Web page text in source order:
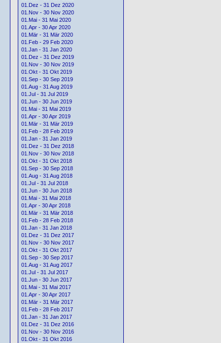
01.Dez - 31 Dez 2020
01.Nov - 30 Nov 2020
01.Mai - 31 Mai 2020
01.Apr - 30 Apr 2020
01.Mär - 31 Mär 2020
01.Feb - 29 Feb 2020
01.Jan - 31 Jan 2020
01.Dez - 31 Dez 2019
01.Nov - 30 Nov 2019
01.Okt - 31 Okt 2019
01.Sep - 30 Sep 2019
01.Aug - 31 Aug 2019
01.Jul - 31 Jul 2019
01.Jun - 30 Jun 2019
01.Mai - 31 Mai 2019
01.Apr - 30 Apr 2019
01.Mär - 31 Mär 2019
01.Feb - 28 Feb 2019
01.Jan - 31 Jan 2019
01.Dez - 31 Dez 2018
01.Nov - 30 Nov 2018
01.Okt - 31 Okt 2018
01.Sep - 30 Sep 2018
01.Aug - 31 Aug 2018
01.Jul - 31 Jul 2018
01.Jun - 30 Jun 2018
01.Mai - 31 Mai 2018
01.Apr - 30 Apr 2018
01.Mär - 31 Mär 2018
01.Feb - 28 Feb 2018
01.Jan - 31 Jan 2018
01.Dez - 31 Dez 2017
01.Nov - 30 Nov 2017
01.Okt - 31 Okt 2017
01.Sep - 30 Sep 2017
01.Aug - 31 Aug 2017
01.Jul - 31 Jul 2017
01.Jun - 30 Jun 2017
01.Mai - 31 Mai 2017
01.Apr - 30 Apr 2017
01.Mär - 31 Mär 2017
01.Feb - 28 Feb 2017
01.Jan - 31 Jan 2017
01.Dez - 31 Dez 2016
01.Nov - 30 Nov 2016
01.Okt - 31 Okt 2016